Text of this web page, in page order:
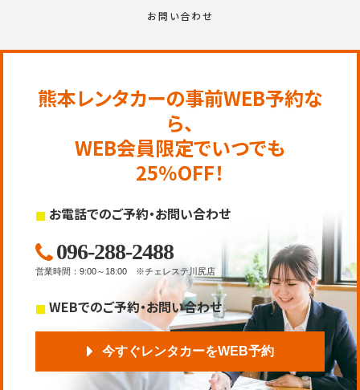
お問い合わせ
熊本レンタカーの事前WEB予約な
ら、
WEB会員限定でいつでも
25％OFF！
お電話でのご予約・お問い合わせ
096-288-2488
営業時間 ： 9:00～18:00 ※チェレステ川尻店
WEBでのご予約・お問い合わせ
今すぐレンタカーをWEB予約